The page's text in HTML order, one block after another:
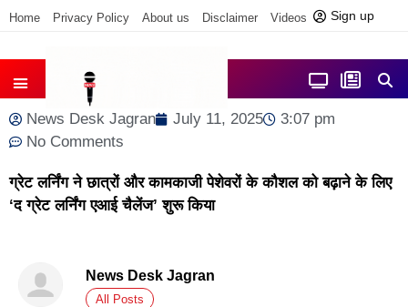
Home Privacy Policy About us Disclaimer Videos Contact us
Sign up
News Desk Jagran July 11, 2025
3:07 pm
No Comments
ग्रेट लर्निंग ने छात्रों और कामकाजी पेशेवरों के कौशल को बढ़ाने के लिए
‘द ग्रेट लर्निंग एआई चैलेंज’ शुरू किया
News Desk Jagran
All Posts